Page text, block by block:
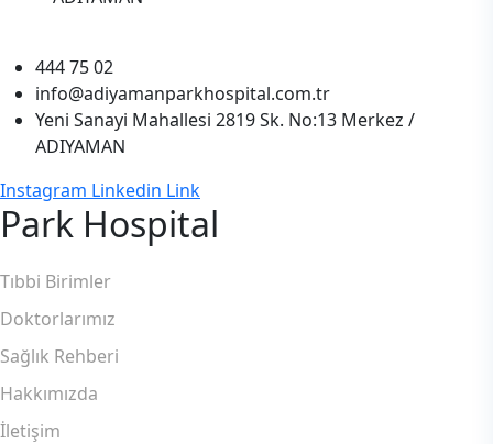
444 75 02
info@adiyamanparkhospital.com.tr
Yeni Sanayi Mahallesi 2819 Sk. No:13 Merkez /
ADIYAMAN
Instagram Linkedin Link
Park Hospital
Tıbbi Birimler
Doktorlarımız
Sağlık Rehberi
Hakkımızda
İletişim